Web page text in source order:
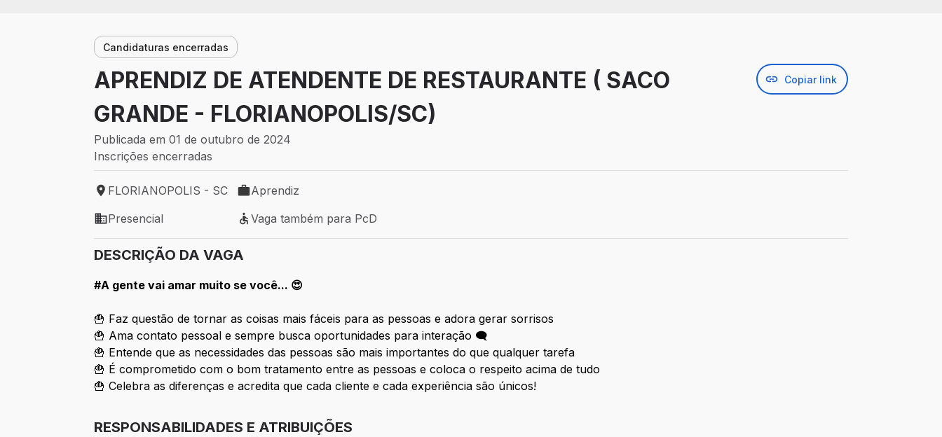
Candidaturas encerradas
APRENDIZ DE ATENDENTE DE RESTAURANTE ( SACO
GRANDE - FLORIANOPOLIS/SC)
Copiar link
Publicada em 01 de outubro de 2024
Inscrições encerradas
Local de trabalho: FLORIANOPOLIS - SC
FLORIANOPOLIS - SC
Tipo de vaga: Aprendiz
Aprendiz
Modelo de trabalho: Presencial
Presencial
Vaga também para PcD
Vaga também para PcD
DESCRIÇÃO DA VAGA
#A gente vai amar muito se você... 😍
🍟 Faz questão de tornar as coisas mais fáceis para as pessoas e adora gerar sorrisos
🍟 Ama contato pessoal e sempre busca oportunidades para interação 🗨
🍟 Entende que as necessidades das pessoas são mais importantes do que qualquer tarefa
🍟 É comprometido com o bom tratamento entre as pessoas e coloca o respeito acima de tudo
🍟 Celebra as diferenças e acredita que cada cliente e cada experiência são únicos!
RESPONSABILIDADES E ATRIBUIÇÕES